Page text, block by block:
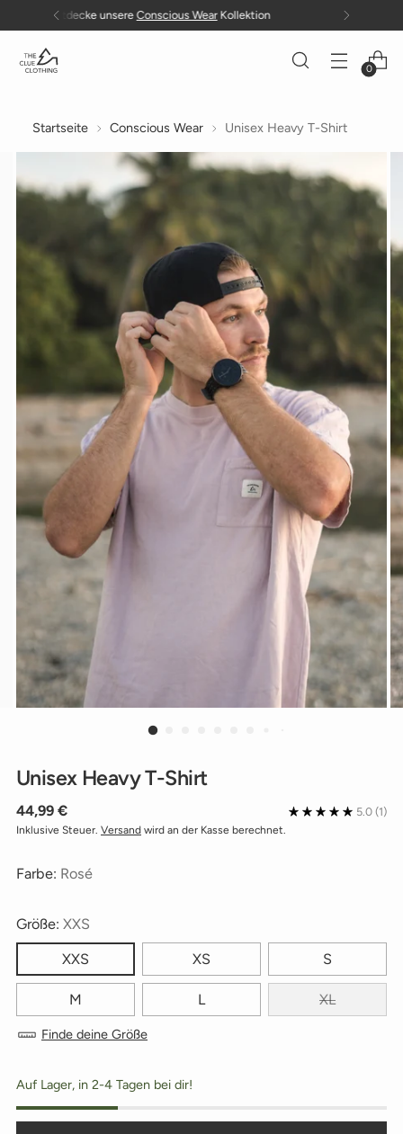
Gratis Versand in die EU ab 100 €
0
Startseite Conscious Wear Unisex Heavy T-Shirt
Unisex Heavy T-Shirt
Regulärer
Preis
44,99 € 5.0 (1)
Inklusive Steuer. Versand wird an der Kasse berechnet.
Farbe: Rosé
Größe: XXS
XXS XS S
M L XL
Finde deine Größe
Auf Lager, in 2-4 Tagen bei dir!